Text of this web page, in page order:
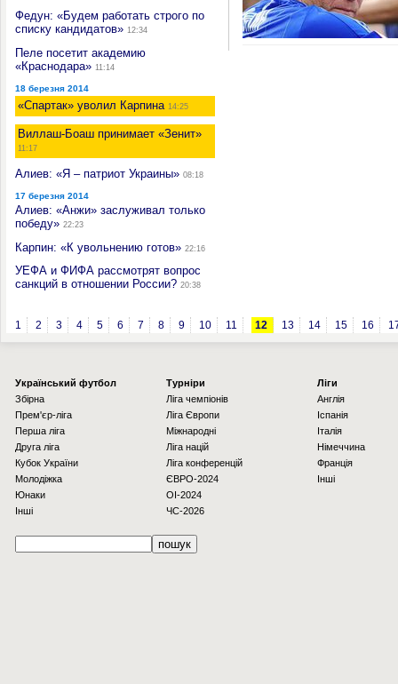
Федун: «Будем работать строго по
списку кандидатов» 12:34
Пеле посетит академию
«Краснодара» 11:14
18 березня 2014
«Спартак» уволил Карпина 14:25
Виллаш-Боаш принимает «Зенит»
11:17
Алиев: «Я – патриот Украины» 08:18
17 березня 2014
Алиев: «Анжи» заслуживал только
победу» 22:23
Карпин: «К увольнению готов» 22:16
УЕФА и ФИФА рассмотрят вопрос
санкций в отношении России? 20:38
1 2 3 4 5 6 7 8 9 10 11 12 13 14 15 16
Українcький футбол
Збірна
Прем'єр-ліга
Перша ліга
Друга ліга
Кубок України
Молодіжка
Юнаки
Інші
Турніри
Ліга чемпіонів
Ліга Європи
Міжнародні
Ліга націй
Ліга конференцій
ЄВРО-2024
OI-2024
ЧС-2026
Ліги
Англія
Іспанія
Італія
Німеччина
Франція
Інші